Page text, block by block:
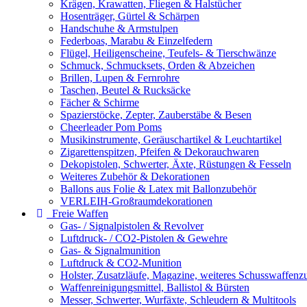
Krägen, Krawatten, Fliegen & Halstücher
Hosenträger, Gürtel & Schärpen
Handschuhe & Armstulpen
Federboas, Marabu & Einzelfedern
Flügel, Heiligenscheine, Teufels- & Tierschwänze
Schmuck, Schmucksets, Orden & Abzeichen
Brillen, Lupen & Fernrohre
Taschen, Beutel & Rucksäcke
Fächer & Schirme
Spazierstöcke, Zepter, Zauberstäbe & Besen
Cheerleader Pom Poms
Musikinstrumente, Geräuschartikel & Leuchtartikel
Zigarettenspitzen, Pfeifen & Dekorauchwaren
Dekopistolen, Schwerter, Äxte, Rüstungen & Fesseln
Weiteres Zubehör & Dekorationen
Ballons aus Folie & Latex mit Ballonzubehör
VERLEIH-Großraumdekorationen
Freie Waffen
Gas- / Signalpistolen & Revolver
Luftdruck- / CO2-Pistolen & Gewehre
Gas- & Signalmunition
Luftdruck & CO2-Munition
Holster, Zusatzläufe, Magazine, weiteres
Waffenreinigungsmittel, Ballistol & Bürsten
Messer, Schwerter, Wurfäxte, Schleudern & Multitools